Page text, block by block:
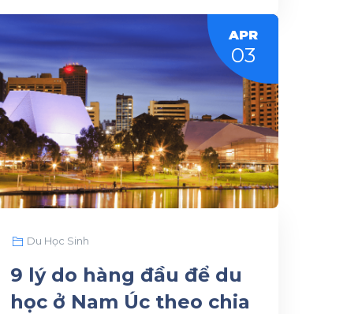
APR
03
Du Học Sinh
9 lý do hàng đầu để du
học ở Nam Úc theo chia